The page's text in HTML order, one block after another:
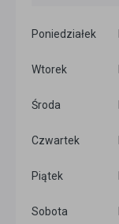
Poniedziałek
Wtorek
Środa
Czwartek
Piątek
Sobota